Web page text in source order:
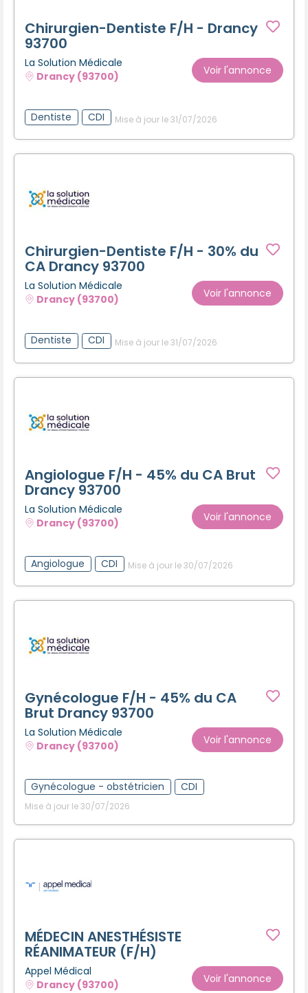
Chirurgien-Dentiste F/H - Drancy
93700
La Solution Médicale
Drancy (93700)
Voir l'annonce
Dentiste CDI Mise à jour le 31/07/2026
Chirurgien-Dentiste F/H - 30% du
CA Drancy 93700
La Solution Médicale
Drancy (93700)
Voir l'annonce
Dentiste CDI Mise à jour le 31/07/2026
Angiologue F/H - 45% du CA Brut
Drancy 93700
La Solution Médicale
Drancy (93700)
Voir l'annonce
Angiologue CDI Mise à jour le 30/07/2026
Gynécologue F/H - 45% du CA
Brut Drancy 93700
La Solution Médicale
Drancy (93700)
Voir l'annonce
Gynécologue - obstétricien CDI
Mise à jour le 30/07/2026
MÉDECIN ANESTHÉSISTE
RÉANIMATEUR (F/H)
Appel Médical
Drancy (93700)
Voir l'annonce